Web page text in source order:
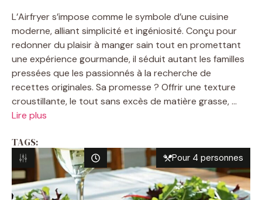
L’Airfryer s’impose comme le symbole d’une cuisine
moderne, alliant simplicité et ingéniosité. Conçu pour
redonner du plaisir à manger sain tout en promettant
une expérience gourmande, il séduit autant les familles
pressées que les passionnés à la recherche de
recettes originales. Sa promesse ? Offrir une texture
croustillante, le tout sans excès de matière grasse, ...
Lire plus
TAGS:
Pour 4 personnes